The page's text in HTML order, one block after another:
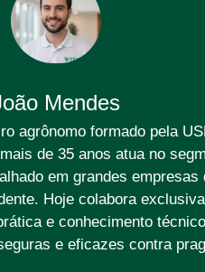
Mendes
agrônomo formado pela
de 35 anos atua no
em grandes
Hoje colabora
e conhecimento
e eficazes contra